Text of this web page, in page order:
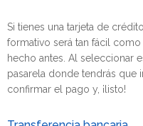
Si tienes una tarjeta de
formativo será tan fácil
hecho antes. Al seleccionar
pasarela donde tendrás que
confirmar el pago y, ¡listo!